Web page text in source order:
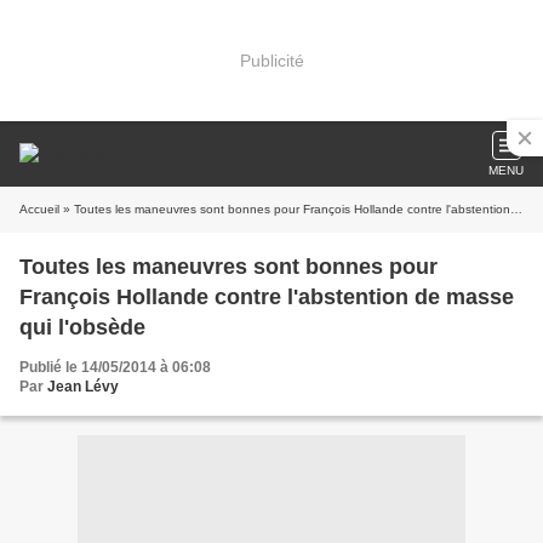
Publicité
MENU
Accueil » Toutes les maneuvres sont bonnes pour François Hollande contre l'abstention de masse qui l'obsède
Toutes les maneuvres sont bonnes pour
François Hollande contre l'abstention de masse
qui l'obsède
Publié le 14/05/2014 à 06:08
Par Jean Lévy